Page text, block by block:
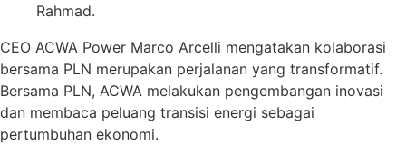
Rahmad.
CEO ACWA Power Marco Arcelli mengatakan kolaborasi
bersama PLN merupakan perjalanan yang transformatif.
Bersama PLN, ACWA melakukan pengembangan inovasi
dan membaca peluang transisi energi sebagai
pertumbuhan ekonomi.